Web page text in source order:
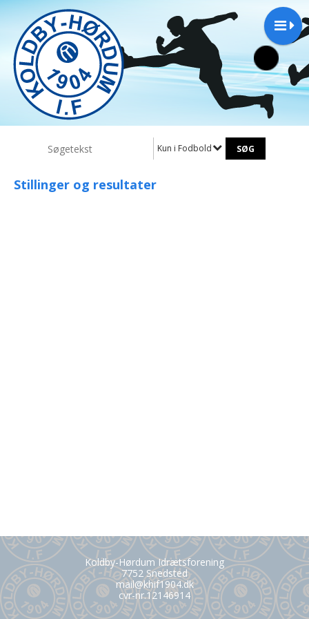
Kun i Fodbold
Stillinger og resultater
Koldby-Hørdum Idrætsforening
7752 Snedsted
mail@khif1904.dk
cvr-nr.12146914